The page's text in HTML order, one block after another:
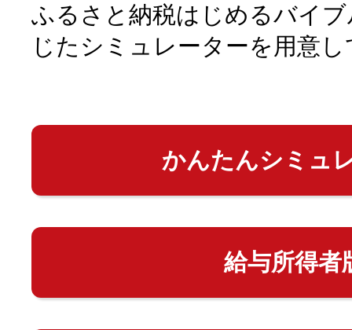
ふるさと納税はじめるバイ
じたシミュレーターを用意
かんたんシミュ
給与所得者